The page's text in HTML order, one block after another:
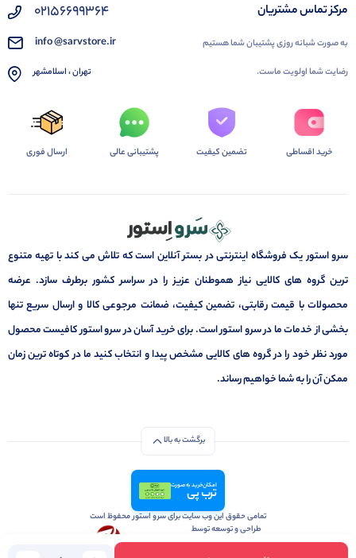
مرکز تماس مشتریان
به صورت شبانه روزی پشتیبان شما هستیم
رضایت شما اولویت ماست.
02156699364
info @sarvstore.ir
تهران ، اسلامشهر
خرید اقساطی تضمین کیفیت پشتیبانی عالی ارسال فوری
سرو استور یک فروشگاه اینترنتی در بستر آنلاین است که تلاش می کند با تهیه متنوع
ترین گروه های کالایی نیاز هموطنان عزیز را در سراسر کشور برطرف سازد. عرضه
محصولات با قیمت رقابتی، تضمین کیفیت، ضمانت مرجوعی کالا و ارسال سریع تنها
بخشی از خدمات ما در سرو استور است. برای خرید آسان در سرو استور کافیست محصول
مورد نظر خود را در گروه های کالایی مشخص پیدا و انتخاب کنید ما در کوتاه ترین زمان
ممکن آن را به شما خواهیم رساند.
برگشت به بالا
امکان خرید به صورت
ترب پی
تمامی حقوق این وب سایت برای سرو استور محفوظ است
طراحی و توسعه توسط
آژانس تبلیغات و بازاریابی آنلاین زومینیکس